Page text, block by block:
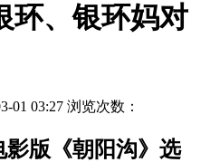
环、银环妈对
01 03:27 浏览次数：
版《朝阳沟》选